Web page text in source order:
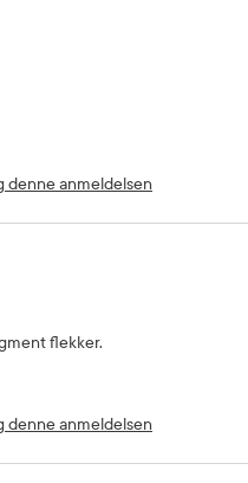
denne anmeldelsen
flekker.
denne anmeldelsen